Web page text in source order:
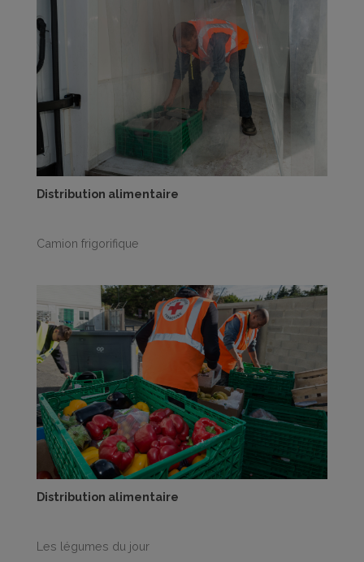
Distribution alimentaire
Camion frigorifique
Distribution alimentaire
Les légumes du jour